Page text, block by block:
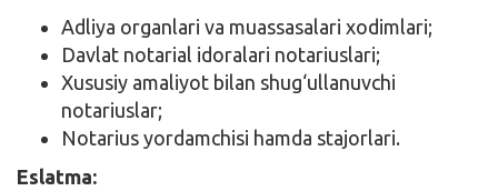
Adliya organlari va muassasalari xodimlari;
Davlat notarial idoralari notariuslari;
Xususiy amaliyot bilan shug‘ullanuvchi
notariuslar;
Notarius yordamchisi hamda stajorlari.
Eslatma: